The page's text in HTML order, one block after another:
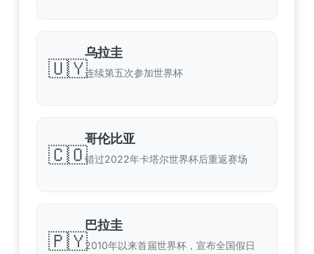
🇺🇾
乌拉圭
连续第五次参加世界杯
🇨🇴
哥伦比亚
错过2022年卡塔尔世界杯后重返赛场
🇵🇾
巴拉圭
2010年以来首届世界杯，宣布全国假日